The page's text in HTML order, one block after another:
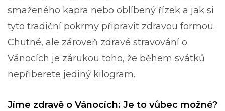
smaženého kapra nebo oblíbený řízek a jak si
tyto tradiční pokrmy připravit zdravou formou.
Chutné, ale zároveň zdravé stravování o
Vánocích je zárukou toho, že během svátků
nepřiberete jediný kilogram.
Jíme zdravě o Vánocích: Je to vůbec možné?